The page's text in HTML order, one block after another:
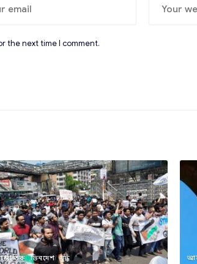
the next time I comment.
ভিনদেশ যুদ্ধ